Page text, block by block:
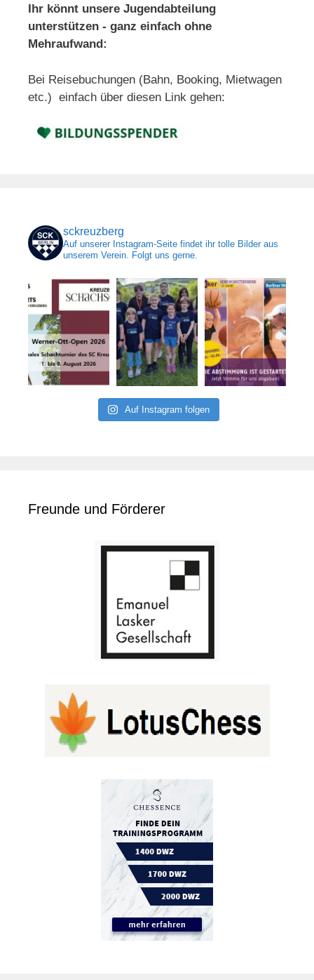
Ihr könnt unsere Jugendabteilung
unterstützen - ganz einfach ohne
Mehraufwand:
Bei Reisebuchungen (Bahn, Booking, Mietwagen
etc.) einfach über diesen Link gehen:
sckreuzberg
Auf unserer Instagram-Seite findet ihr tolle Bilder aus
unserem Verein. Folgt uns gerne.
Auf Instagram folgen
Freunde und Förderer